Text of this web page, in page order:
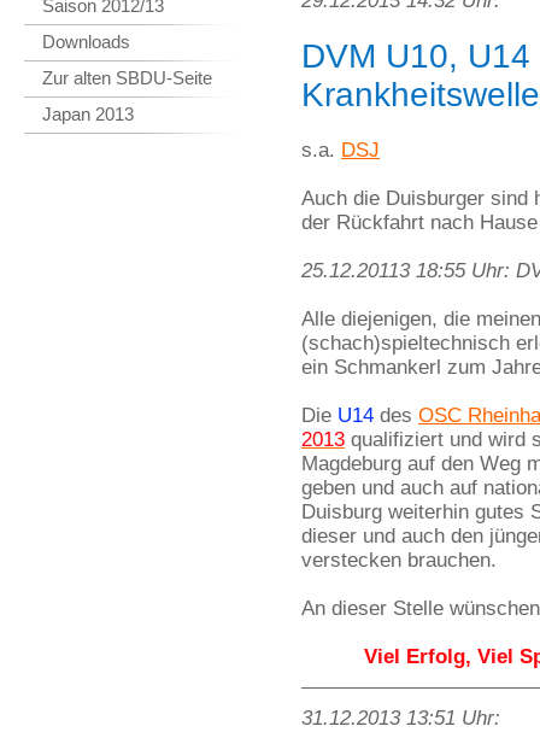
Saison 2012/13
Downloads
Zur alten SBDU-Seite
Japan 2013
DVM U10,
s.a. DSJ
Auch die Duisburger sind
der Rückfahrt nach
25.12.20113 18:55 Uhr:
Alle diejenigen, die
(schach)spieltechnisch
ein Schmankerl zum
Die U14 des OSC
2013 qualifiziert und wird
Magdeburg auf den Weg
geben und auch auf
Duisburg weiterhin gutes
dieser und auch den
verstecken brauchen.
An dieser Stelle
Viel Erfolg, Viel
31.12.2013 13:51 Uhr: